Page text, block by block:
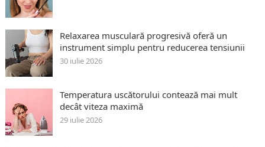
Relaxarea musculară progresivă oferă un
instrument simplu pentru reducerea tensiunii
30 iulie 2026
Temperatura uscătorului contează mai mult
decât viteza maximă
29 iulie 2026